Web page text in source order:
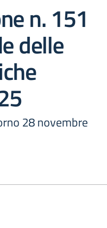
n. 151
delle
28 novembre